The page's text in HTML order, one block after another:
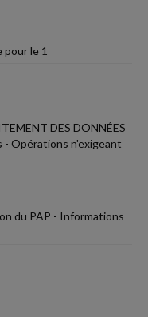
le 1
DES DONNÉES
- Opérations n'exigeant
du PAP - Informations